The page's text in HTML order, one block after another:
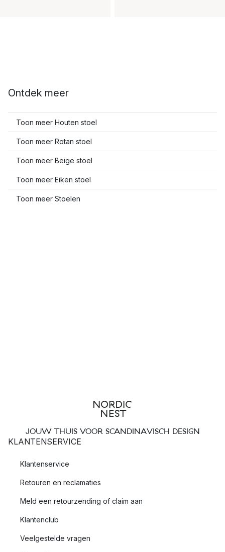
Ontdek meer
Toon meer Houten stoel
Toon meer Rotan stoel
Toon meer Beige stoel
Toon meer Eiken stoel
Toon meer Stoelen
JOUW THUIS VOOR SCANDINAVISCH DESIGN
KLANTENSERVICE
Klantenservice
Retouren en reclamaties
Meld een retourzending of claim aan
Klantenclub
Veelgestelde vragen